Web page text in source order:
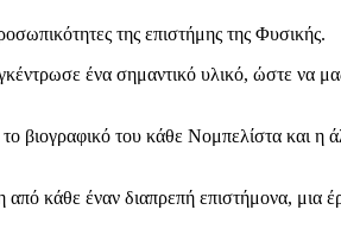
της επιστήμης της Φυσικής.
ένα σημαντικό υλικό, ώστε να μας
βιογραφικό του κάθε Νομπελίστα και η
κάθε έναν διαπρεπή επιστήμονα, μια